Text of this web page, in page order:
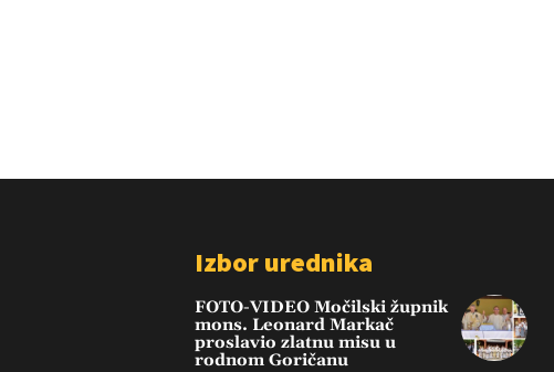
Izbor urednika
FOTO-VIDEO Močilski župnik
mons. Leonard Markač
proslavio zlatnu misu u
rodnom Goričanu